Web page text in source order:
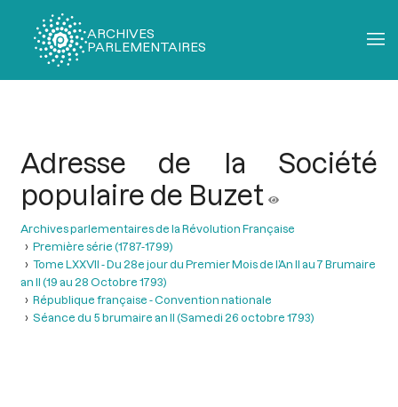
ARCHIVES
PARLEMENTAIRES
Adresse de la Société
populaire de Buzet
Archives parlementaires de la Révolution Française
Première série (1787-1799)
Tome LXXVII - Du 28e jour du Premier Mois de l’An II au 7 Brumaire
an II (19 au 28 Octobre 1793)
République française - Convention nationale
Séance du 5 brumaire an II (Samedi 26 octobre 1793)